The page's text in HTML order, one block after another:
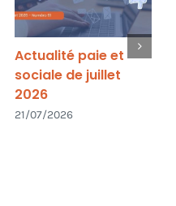
Actualité paie et
sociale de juillet
2026
21/07/2026